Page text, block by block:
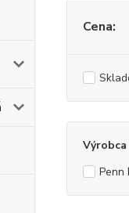
Cena:
Výrobca
Penn